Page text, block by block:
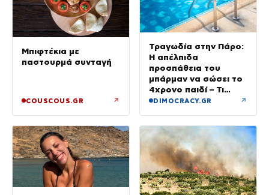
Μπιφτέκια με
παστουρμά συνταγή
COUSCOUS.GR ↗
Τραγωδία στην Πάρο:
Η απέλπιδα
προσπάθεια του
μπάρμαν να σώσει το
4χρονο παιδί – Τι
ερευνούν οι αρχές
DIMOCRACY.GR ↗